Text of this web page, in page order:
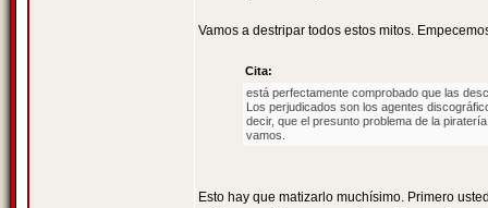
Vamos a destripar todos estos mitos.
Cita:
está perfectamente comprobado que las
Los perjudicados son los agentes
decir, que el presunto problema de la
vamos.
Esto hay que matizarlo muchísimo. Primero